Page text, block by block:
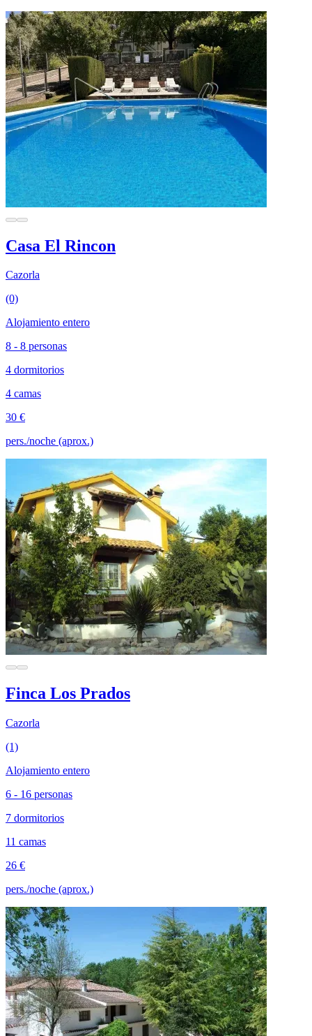
Casa El Rincon
Cazorla
(0)
Alojamiento entero
8 - 8 personas
4 dormitorios
4 camas
30 €
pers./noche (aprox.)
Finca Los Prados
Cazorla
(1)
Alojamiento entero
6 - 16 personas
7 dormitorios
11 camas
26 €
pers./noche (aprox.)